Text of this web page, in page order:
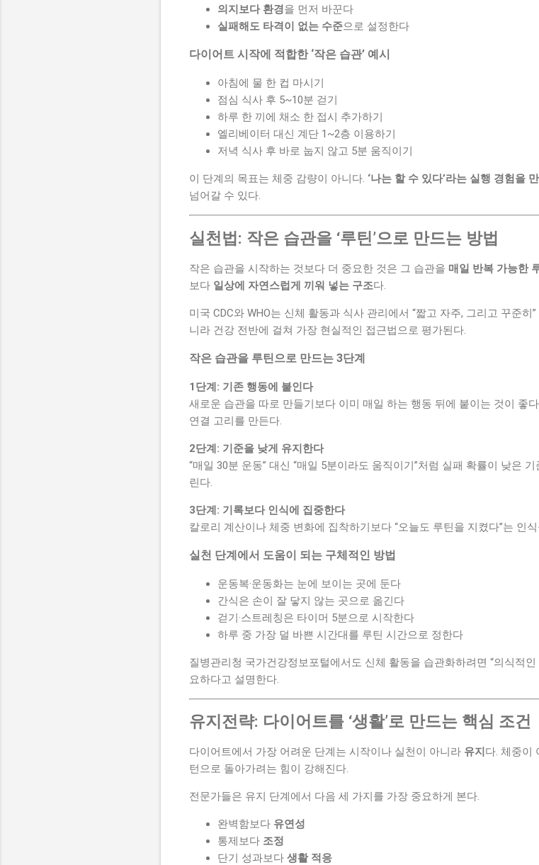
의지보다 환경을 먼저 바꾼다
실패해도 타격이 없는 수준으로 설정한다
다이어트 시작에 적합한 ‘작은 습관’ 예시
아침에 물 한 컵 마시기
점심 식사 후 5~10분 걷기
하루 한 끼에 채소 한 접시 추가하기
엘리베이터 대신 계단 1~2층 이용하기
저녁 식사 후 바로 눕지 않고 5분 움직이기
이 단계의 목표는 체중 감량이 아니다. ‘나는 할 수 있다’라는 실행 경험을
넘어갈 수 있다.
실천법: 작은 습관을 ‘루틴’으로 만드는 방법
작은 습관을 시작하는 것보다 더 중요한 것은 그 습관을 매일 반복 가능한
보다 일상에 자연스럽게 끼워 넣는 구조다.
미국 CDC와 WHO는 신체 활동과 식사 관리에서 “짧고 자주, 그리고 꾸준
니라 건강 전반에 걸쳐 가장 현실적인 접근법으로 평가된다.
작은 습관을 루틴으로 만드는 3단계
1단계: 기존 행동에 붙인다
새로운 습관을 따로 만들기보다 이미 매일 하는 행동 뒤에 붙이는 것이 좋
연결 고리를 만든다.
2단계: 기준을 낮게 유지한다
“매일 30분 운동” 대신 “매일 5분이라도 움직이기”처럼 실패 확률이 낮은
린다.
3단계: 기록보다 인식에 집중한다
칼로리 계산이나 체중 변화에 집착하기보다 “오늘도 루틴을 지켰다”는 인
실천 단계에서 도움이 되는 구체적인 방법
운동복·운동화는 눈에 보이는 곳에 둔다
간식은 손이 잘 닿지 않는 곳으로 옮긴다
걷기·스트레칭은 타이머 5분으로 시작한다
하루 중 가장 덜 바쁜 시간대를 루틴 시간으로 정한다
질병관리청 국가건강정보포털에서도 신체 활동을 습관화하려면 “의식적인
요하다고 설명한다.
유지전략: 다이어트를 ‘생활’로 만드는 핵심 조건
다이어트에서 가장 어려운 단계는 시작이나 실천이 아니라 유지 다. 체중이
턴으로 돌아가려는 힘이 강해진다.
전문가들은 유지 단계에서 다음 세 가지를 가장 중요하게 본다.
완벽함보다 유연성
통제보다 조정
단기 성과보다 생활 적응